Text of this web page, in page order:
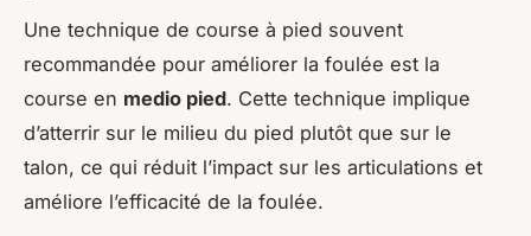
Une technique de course à pied souvent
recommandée pour améliorer la foulée est la
course en medio pied. Cette technique implique
d’atterrir sur le milieu du pied plutôt que sur le
talon, ce qui réduit l’impact sur les articulations et
améliore l’efficacité de la foulée.